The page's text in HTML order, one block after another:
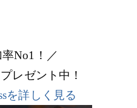
No1！／
レゼント中！
を詳しく見る